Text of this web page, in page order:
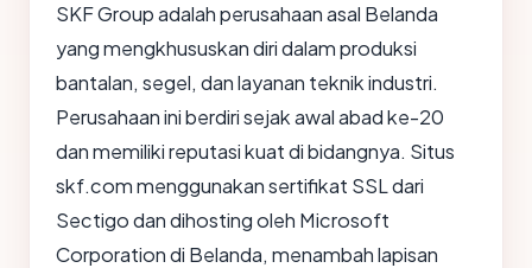
SKF Group adalah perusahaan asal Belanda
yang mengkhususkan diri dalam produksi
bantalan, segel, dan layanan teknik industri.
Perusahaan ini berdiri sejak awal abad ke-20
dan memiliki reputasi kuat di bidangnya. Situs
skf.com menggunakan sertifikat SSL dari
Sectigo dan dihosting oleh Microsoft
Corporation di Belanda, menambah lapisan